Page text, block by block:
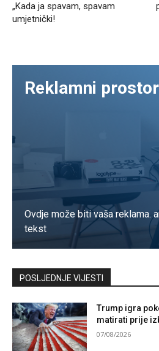
„Kada ja spavam, spavam
umjetnički!
Reklamni prostor
Ovdje može biti vaša reklama.
tekst
Kontaktirajte nas
POSLJEDNJE VIJESTI
Trump igra
matirati prije
07/08/2026